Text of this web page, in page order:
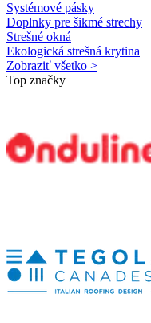
Systémové pásky
Doplnky pre šikmé strechy
Strešné okná
Ekologická strešná krytina
Zobraziť všetko >
Top značky